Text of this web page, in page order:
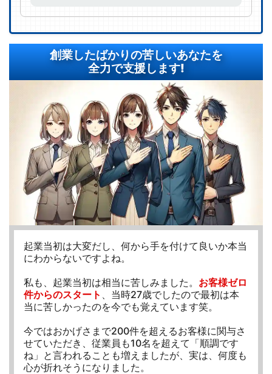
創業したばかりの苦しいあなたを
全力で支援します!
起業当初は大変だし、何から手を付けて良いか本当
にわからないですよね。
私も、起業当初は相当に苦しみました。 お客様ゼロ
件からのスタート
、当時27歳でしたので最初は本
当に苦しかったのを今でも覚えています笑。
今ではおかげさまで200件を超えるお客様に関与さ
せていただき、従業員も10名を超えて「順調です
ね」と言われることも増えましたが、実は、何度も
心が折れそうになりました。